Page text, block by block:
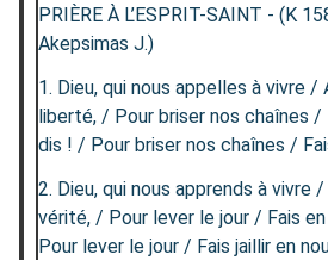
PRIÈRE À L’ESPRIT-SAINT - (K
Akepsimas J.)
1. Dieu, qui nous appelles à vivre
liberté, / Pour briser nos chaînes
dis ! / Pour briser nos chaînes /
2. Dieu, qui nous apprends à vivre
vérité, / Pour lever le jour / Fais
Pour lever le jour / Fais jaillir en